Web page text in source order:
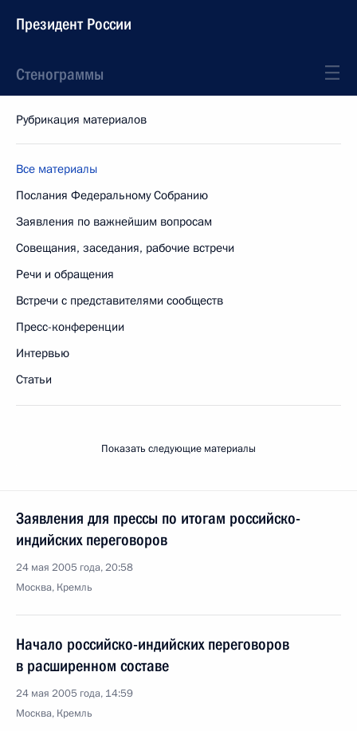
Президент России
Стенограммы
Рубрикация материалов
Все материалы
Послания Федеральному Собранию
Заявления по важнейшим вопросам
Совещания, заседания, рабочие встречи
Речи и обращения
Встречи с представителями сообществ
Пресс-конференции
Интервью
Статьи
Показать следующие материалы
Заявления для прессы по итогам российско-
индийских переговоров
24 мая 2005 года, 20:58
Москва, Кремль
Начало российско-индийских переговоров
в расширенном составе
24 мая 2005 года, 14:59
Москва, Кремль